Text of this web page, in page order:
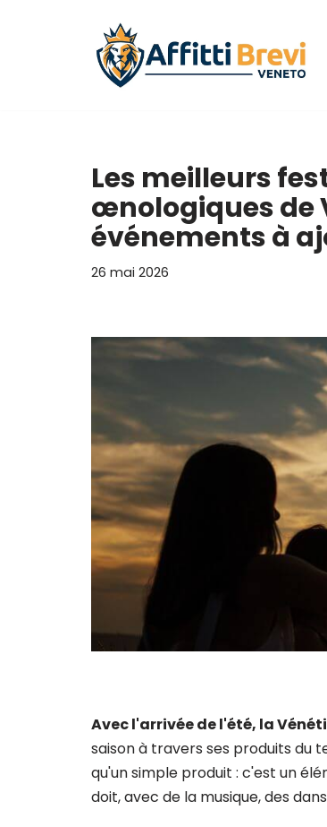
Les meilleurs
œnologiques de
événements à
26 mai 2026
Avec l'arrivée de l'été, la
saison à travers ses produits du
qu'un simple produit : c'est un
doit, avec de la musique, des